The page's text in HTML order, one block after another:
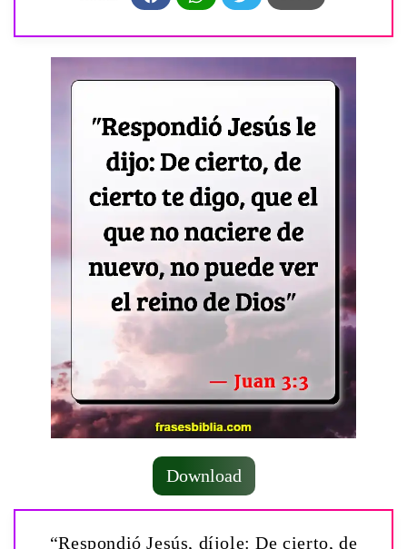
Download
“Respondió Jesús, díjole: De cierto, de